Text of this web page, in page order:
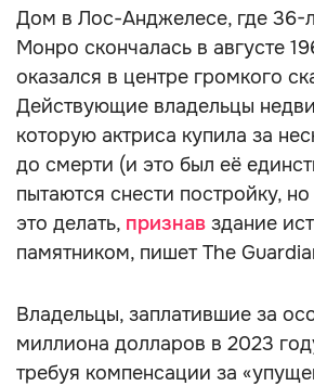
Дом в Лос-Анджелесе, где 36-
Монро скончалась в августе
оказался в центре громкого
Действующие владельцы
которую актриса купила за
до смерти (и это был её
пытаются снести постройку,
это делать, признав здание
памятником, пишет The
Владельцы, заплатившие за
миллиона долларов в 2023
требуя компенсации за